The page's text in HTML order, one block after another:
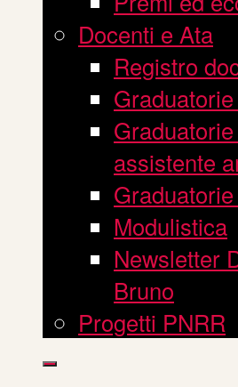
Docenti e Ata
Registro
assistente
Modulistica
Newsletter
Bruno
Progetti PNRR